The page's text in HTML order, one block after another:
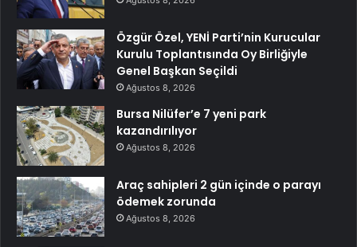
Özgür Özel, YENİ Parti’nin Kurucular
Kurulu Toplantısında Oy Birliğiyle
Genel Başkan Seçildi
Ağustos 8, 2026
Bursa Nilüfer’e 7 yeni park
kazandırılıyor
Ağustos 8, 2026
Araç sahipleri 2 gün içinde o parayı
ödemek zorunda
Ağustos 8, 2026